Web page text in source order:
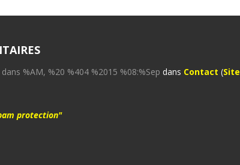
dans %AM, %20 %404 %2015 %08:%Sep dans Contact (Site
protection"